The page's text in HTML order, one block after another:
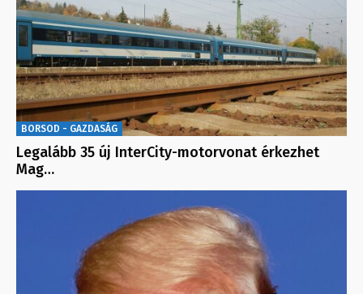
BORSOD - GAZDASÁG
Legalább 35 új InterCity-motorvonat érkezhet
Mag…